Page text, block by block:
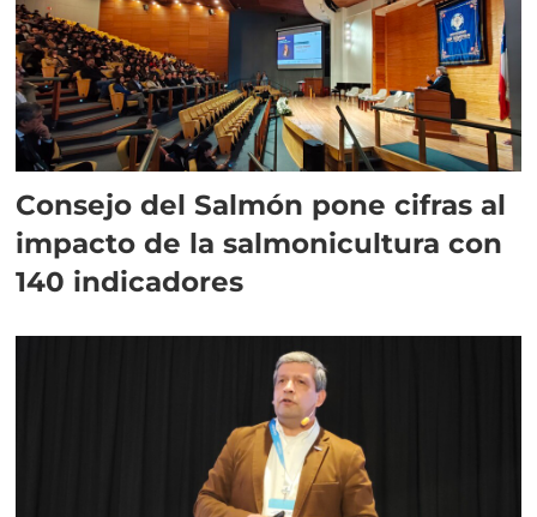
Consejo del Salmón pone cifras al
impacto de la salmonicultura con
140 indicadores